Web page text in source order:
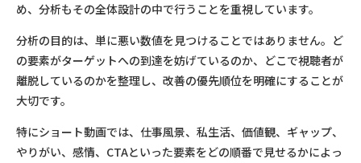
め、分析もその全体設計の中で行うことを重視しています。
分析の目的は、単に悪い数値を見つけることではありません。ど
の要素がターゲットへの到達を妨げているのか、どこで視聴者が
離脱しているのかを整理し、改善の優先順位を明確にすることが
大切です。
特にショート動画では、仕事風景、私生活、価値観、ギャップ、
やりがい、感情、CTAといった要素をどの順番で見せるかによっ